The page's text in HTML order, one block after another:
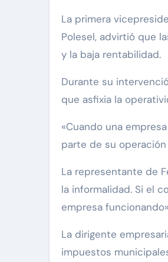
La primera vicepresidenta de la Federación de Cámaras y Asociaciones de Comercio y Producción de Venezuela (Fedecámaras), Tiziana
Polesel, advirtió que
y la baja rentabilidad.
Durante su
que asfixia la
«Cuando una
parte de su
La representante de
la informalidad. Si el
empresa
La dirigente
impuestos